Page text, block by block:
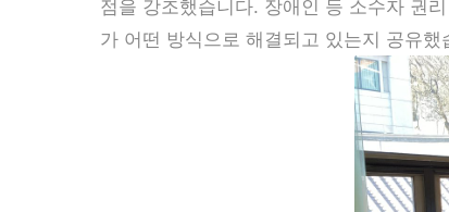
점을 강조했습니다. 장애인 등 소수자 권
가 어떤 방식으로 해결되고 있는지 공유했